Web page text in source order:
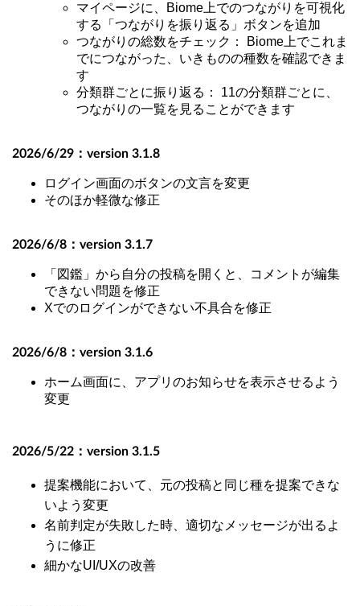
マイページに、Biome上でのつながりを可視化
する「つながりを振り返る」ボタンを追加
つながりの総数をチェック： Biome上でこれま
でにつながった、いきものの種数を確認できま
す
分類群ごとに振り返る： 11の分類群ごとに、
つながりの一覧を見ることができます
2026/6/29： version 3.1.8
ログイン画面のボタンの文言を変更
そのほか軽微な修正
2026/6/8： version 3.1.7
「図鑑」から自分の投稿を開くと、コメントが編集
できない問題を修正
Xでのログインができない不具合を修正
2026/6/8：version 3.1.6
ホーム画面に、アプリのお知らせを表示させるよう
変更
2026/5/22： version 3.1.5
提案機能において、元の投稿と同じ種を提案できな
いよう変更
名前判定が失敗した時、適切なメッセージが出るよ
うに修正
細かなUI/UXの改善